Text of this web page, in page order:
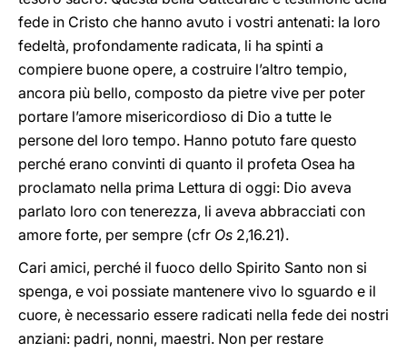
fede in Cristo che hanno avuto i vostri antenati: la loro
fedeltà, profondamente radicata, li ha spinti a
compiere buone opere, a costruire l’altro tempio,
ancora più bello, composto da pietre vive per poter
portare l’amore misericordioso di Dio a tutte le
persone del loro tempo. Hanno potuto fare questo
perché erano convinti di quanto il profeta Osea ha
proclamato nella prima Lettura di oggi: Dio aveva
parlato loro con tenerezza, li aveva abbracciati con
amore forte, per sempre (cfr Os 2,16.21).
Cari amici, perché il fuoco dello Spirito Santo non si
spenga, e voi possiate mantenere vivo lo sguardo e il
cuore, è necessario essere radicati nella fede dei nostri
anziani: padri, nonni, maestri. Non per restare